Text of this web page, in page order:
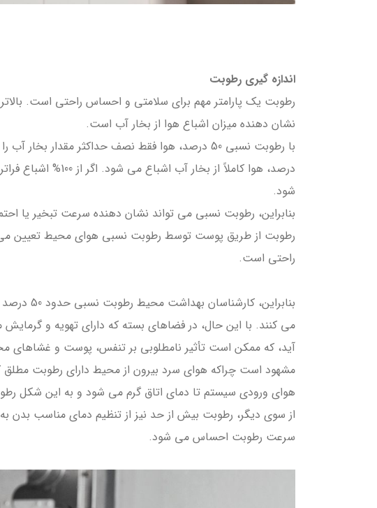
اندازه گیری رطوبت
رطوبت یک پارامتر مهم برای سلامتی و احساس راحتی است.
نشان دهنده میزان اشباع هوا از بخار آب است.
درصد، هوا کاملاً از
شود.
بنابراین، رطوبت نسبی می تواند نشان دهنده سرعت تبخیر یا
رطوبت از طریق پوست توسط رطوبت نسبی هوای محیط تعیین می
راحتی است.
می کنند. با این حال، در فضاهای بسته که دارای تهویه و
آید، که ممکن است تأثیر نامطلوبی بر تنفس، پوست و غشاهای
مشهود است چراکه هوای سرد بیرون از محیط دارای رطوبت
هوای ورودی سیستم تا دمای اتاق گرم می شود و به این شکل
از سوی دیگر، رطوبت بیش از حد نیز از تنظیم دمای مناسب بدن
سرعت رطوبت احساس می شود.